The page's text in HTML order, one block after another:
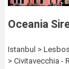
Oceania
Istanbul >
> Civitavecchia -